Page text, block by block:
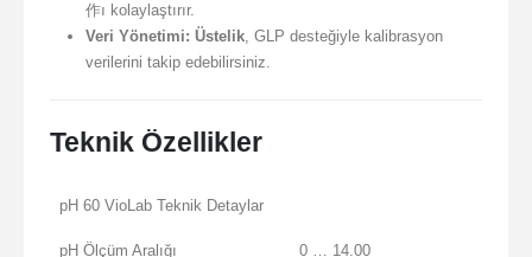
作ı kolaylaştırır.
Veri Yönetimi: Üstelik, GLP desteğiyle kalibrasyon
verilerini takip edebilirsiniz.
Teknik Özellikler
pH 60 VioLab Teknik Detaylar
pH Ölçüm Aralığı 0 … 14.00